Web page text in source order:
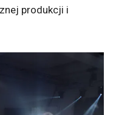
produkcji i